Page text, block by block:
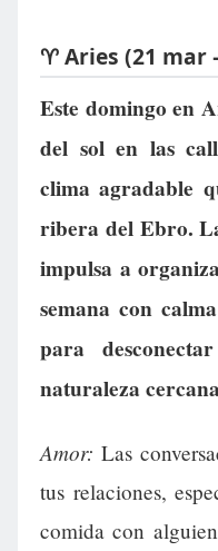
♈ Aries (21 mar
Este domingo en
del sol en las
clima agradable
ribera del Ebro.
impulsa a
semana con
para
naturaleza
Amor: Las
tus relaciones,
comida con